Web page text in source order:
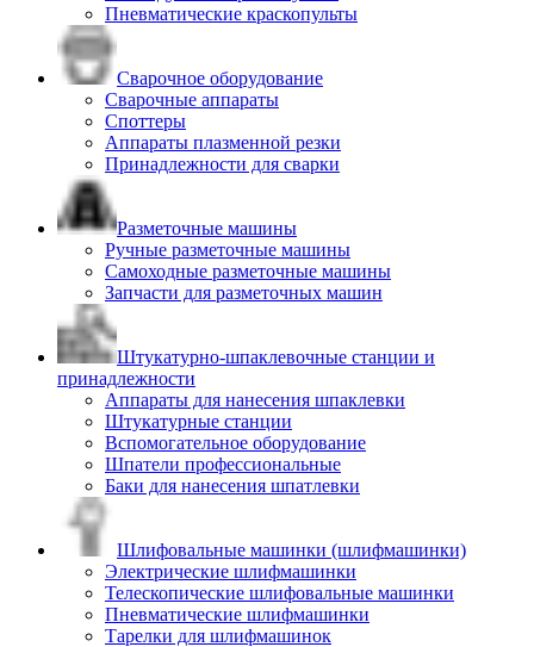
Пневматические краскопульты
Сварочное оборудование
Сварочные аппараты
Споттеры
Аппараты плазменной резки
Принадлежности для сварки
Разметочные машины
Ручные разметочные машины
Самоходные разметочные машины
Запчасти для разметочных машин
Штукатурно-шпаклевочные станции и
принадлежности
Аппараты для нанесения шпаклевки
Штукатурные станции
Вспомогательное оборудование
Шпатели профессиональные
Баки для нанесения шпатлевки
Шлифовальные машинки (шлифмашинки)
Электрические шлифмашинки
Телескопические шлифовальные машинки
Пневматические шлифмашинки
Тарелки для шлифмашинок